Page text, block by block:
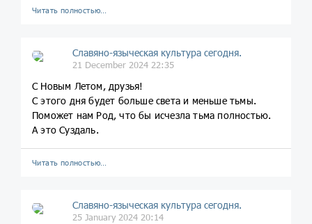
Читать полностью…
Славяно-языческая культура сегодня.
21 December 2024 22:35
С Новым Летом, друзья!
С этого дня будет больше света и меньше тьмы.
Поможет нам Род, что бы исчезла тьма полностью.
А это Суздаль.
Читать полностью…
Славяно-языческая культура сегодня.
25 January 2024 20:14